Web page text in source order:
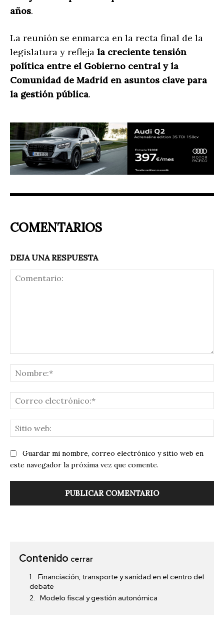
años.
La reunión se enmarca en la recta final de la
legislatura y refleja la creciente tensión
política entre el Gobierno central y la
Comunidad de Madrid en asuntos clave para
la gestión pública.
COMENTARIOS
DEJA UNA RESPUESTA
Guardar mi nombre, correo electrónico y sitio web en
este navegador la próxima vez que comente.
Contenido cerrar
Financiación, transporte y sanidad en el centro del
debate
Modelo fiscal y gestión autonómica